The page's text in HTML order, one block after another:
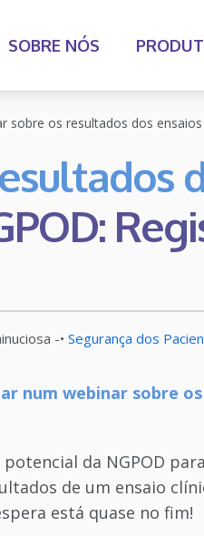
SOBRE NÓS
sobre os resultados dos
-• Segurança dos
num webinar sobre
da NGPOD
de um ensaio
está quase no fim!